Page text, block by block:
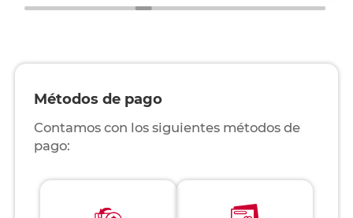
Métodos de pago
Contamos con los siguientes métodos de
pago: